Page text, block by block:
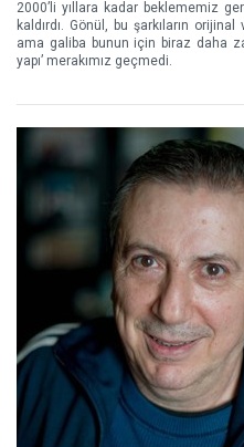
2000’li yıllara kadar beklememiz
kaldırdı. Gönül, bu şarkıların
ama galiba bunun için biraz daha
yapı’ merakımız geçmedi.